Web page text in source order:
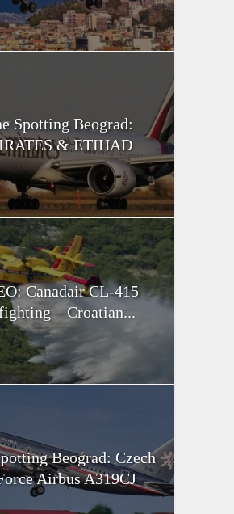
Spotting Beograd:
& ETIHAD
Canadair CL-415
– Croatian...
Beograd: Czech
Airbus A319CJ